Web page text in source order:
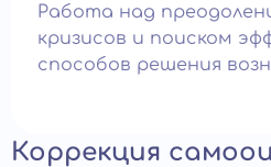
Работа над
кризисов и поиском
способов решения
Коррекция